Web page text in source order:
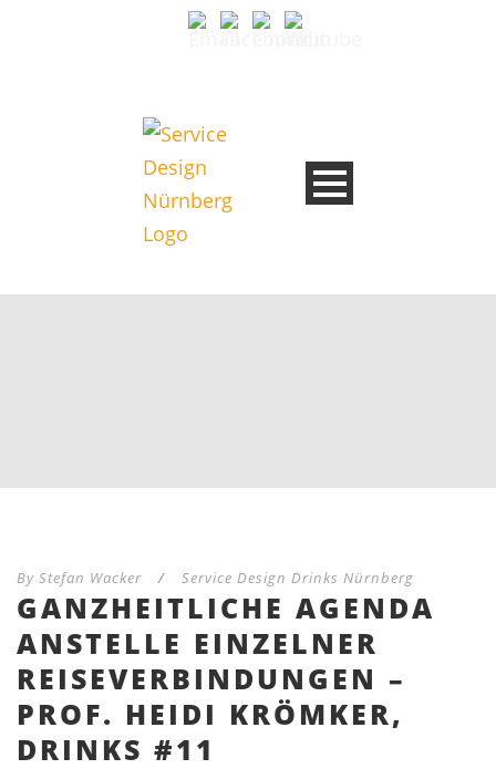
By Stefan Wacker / Service Design Drinks Nürnberg
GANZHEITLICHE AGENDA
ANSTELLE EINZELNER
REISEVERBINDUNGEN –
PROF. HEIDI KRÖMKER,
DRINKS #11